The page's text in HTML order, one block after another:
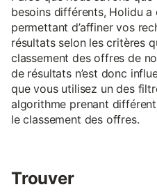
besoins différents, Holidu
permettant d’affiner vos
résultats selon les critères
classement des offres de
de résultats n’est donc
que vous utilisez un des
algorithme prenant
le classement des offres.
Trouver